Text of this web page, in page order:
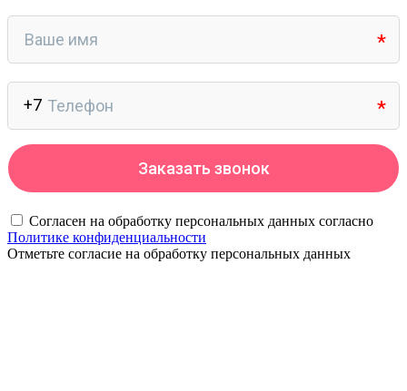
Согласен на обработку персональных данных согласно
Политике конфиденциальности
Отметьте согласие на обработку персональных данных